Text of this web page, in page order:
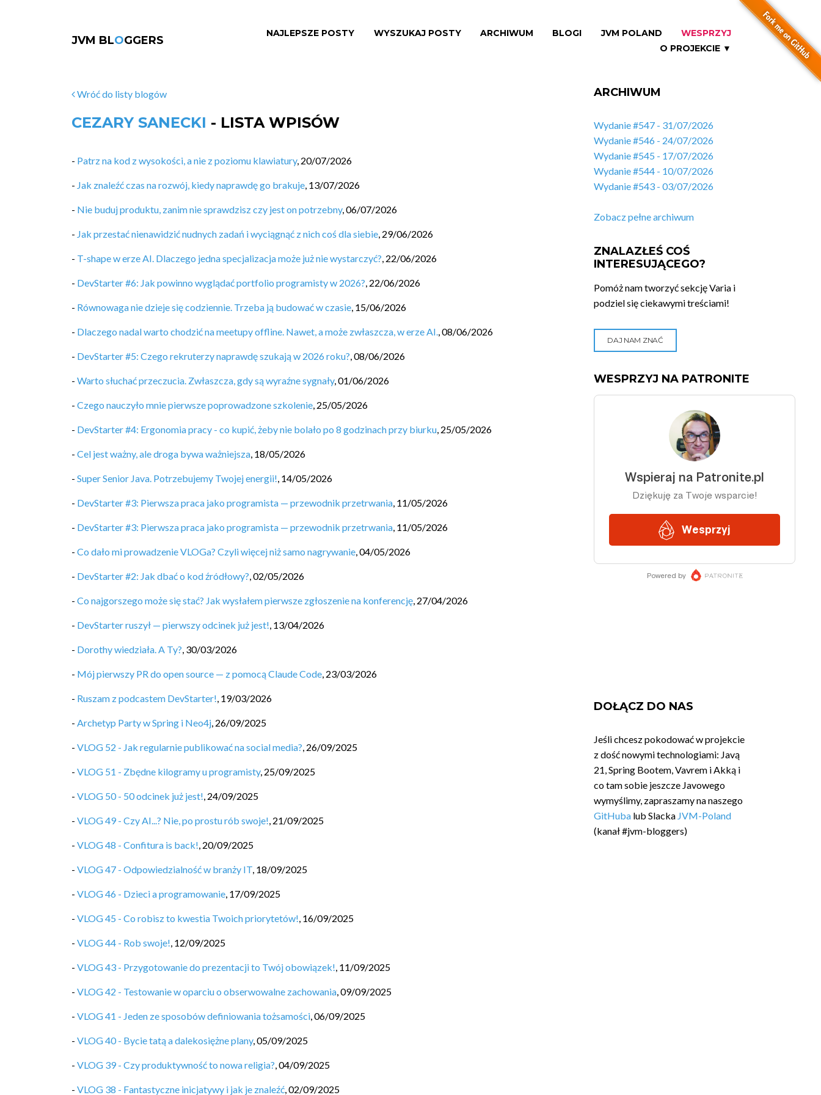
JVM BLOGGERS
NAJLEPSZE POSTY WYSZUKAJ POSTY ARCHIWUM BLOGI JVM POLAND
WESPRZYJ
O PROJEKCIE ▼
Wróć do listy blogów
CEZARY SANECKI - LISTA WPISÓW
- Patrz na kod z wysokości, a nie z poziomu klawiatury, 20/07/2026
- Jak znaleźć czas na rozwój, kiedy naprawdę go brakuje, 13/07/2026
- Nie buduj produktu, zanim nie sprawdzisz czy jest on potrzebny,06/07/2026
- Jak przestać nienawidzić nudnych zadań i wyciągnąć z nich coś dla siebie, 29/06/2026
- T-shape w erze AI. Dlaczego jedna specjalizacja może już nie wystarczyć?, 22/06/2026
- DevStarter #6: Jak powinno wyglądać portfolio programisty w 2026?, 22/06/2026
- Równowaga nie dzieje się codziennie. Trzeba ją budować w czasie, 15/06/2026
- Dlaczego nadal warto chodzić na meetupy offline. Nawet, a może zwłaszcza, w erze AI.,08/06/2026
- DevStarter #5: Czego rekruterzy naprawdę szukają w 2026 roku?,08/06/2026
- Warto słuchać przeczucia. Zwłaszcza, gdy są wyraźne sygnały,01/06/2026
- Czego nauczyło mnie pierwsze poprowadzone szkolenie, 25/05/2026
- DevStarter #4: Ergonomia pracy - co kupić, żeby nie bolało po 8 godzinach przy biurku, 25/05/2026
- Cel jest ważny, ale droga bywa ważniejsza, 18/05/2026
- Super Senior Java. Potrzebujemy Twojej energii!, 14/05/2026
- DevStarter #3: Pierwsza praca jako programista — przewodnik przetrwania, 11/05/2026
- DevStarter #3: Pierwsza praca jako programista — przewodnik przetrwania, 11/05/2026
- Co dało mi prowadzenie VLOGa? Czyli więcej niż samo nagrywanie,04/05/2026
- DevStarter #2: Jak dbać o kod źródłowy?,02/05/2026
- Co najgorszego może się stać? Jak wysłałem pierwsze zgłoszenie na konferencję, 27/04/2026
- DevStarter ruszył — pierwszy odcinek już jest!, 13/04/2026
- Dorothy wiedziała. A Ty?, 30/03/2026
- Mój pierwszy PR do open source — z pomocą Claude Code, 23/03/2026
- Ruszam z podcastem DevStarter!, 19/03/2026
- Archetyp Party w Spring i Neo4j, 26/09/2025
- VLOG 52 - Jak regularnie publikować na social media?, 26/09/2025
- VLOG 51 - Zbędne kilogramy u programisty, 25/09/2025
- VLOG 50 - 50 odcinek już jest!, 24/09/2025
- VLOG 49 - Czy AI...? Nie, po prostu rób swoje!, 21/09/2025
- VLOG 48 - Confitura is back!, 20/09/2025
- VLOG 47 - Odpowiedzialność w branży IT, 18/09/2025
- VLOG 46 - Dzieci a programowanie, 17/09/2025
- VLOG 45 - Co robisz to kwestia Twoich priorytetów!, 16/09/2025
- VLOG 44 - Rob swoje!, 12/09/2025
- VLOG 43 - Przygotowanie do prezentacji to Twój obowiązek!, 11/09/2025
- VLOG 42 - Testowanie w oparciu o obserwowalne zachowania,09/09/2025
- VLOG 41 - Jeden ze sposobów definiowania tożsamości,06/09/2025
- VLOG 40 - Bycie tatą a dalekosiężne plany,05/09/2025
- VLOG 39 - Czy produktywność to nowa religia?,04/09/2025
- VLOG 38 - Fantastyczne inicjatywy i jak je znaleźć,02/09/2025
ARCHIWUM
Wydanie #547 - 31/07/2026
Wydanie #546 - 24/07/2026
Wydanie #545 - 17/07/2026
Wydanie #544 - 10/07/2026
Wydanie #543 - 03/07/2026
Zobacz pełne archiwum
ZNALAZŁEŚ COŚ
INTERESUJĄCEGO?
Pomóż nam tworzyć sekcję Varia i
podziel się ciekawymi treściami!
DAJ NAM ZNAĆ
WESPRZYJ NA PATRONITE
DOŁĄCZ DO NAS
Jeśli chcesz pokodować w projekcie
z dość nowymi technologiami: Javą
21, Spring Bootem, Vavrem i Akką i
co tam sobie jeszcze Javowego
wymyślimy, zapraszamy na naszego
GitHuba lub Slacka JVM-Poland
(kanał #jvm-bloggers)